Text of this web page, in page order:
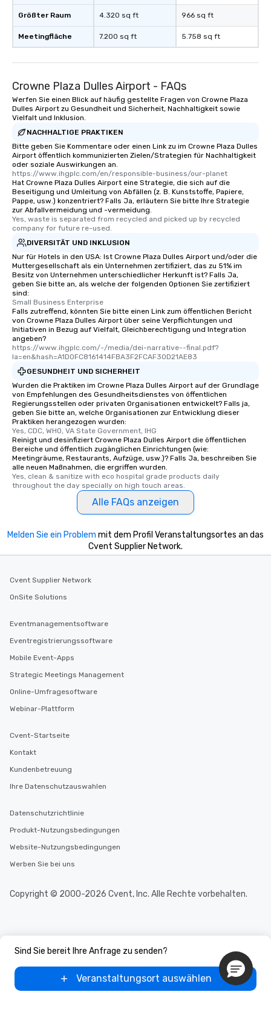
Größter Raum
Meetingfläche
4.320 sq ft
7.200 sq ft
966 sq ft
5.758 sq ft
Crowne Plaza Dulles Airport - FAQs
Werfen Sie einen Blick auf häufig gestellte Fragen von Crowne Plaza
Dulles Airport zu Gesundheit und Sicherheit, Nachhaltigkeit sowie
Vielfalt und Inklusion.
NACHHALTIGE PRAKTIKEN
Bitte geben Sie Kommentare oder einen Link zu im Crowne Plaza Dulles
Airport öffentlich kommunizierten Zielen/Strategien für Nachhaltigkeit
oder soziale Auswirkungen an.
https://www.ihgplc.com/en/responsible-business/our-planet
Hat Crowne Plaza Dulles Airport eine Strategie, die sich auf die
Beseitigung und Umleitung von Abfällen (z. B. Kunststoffe, Papiere,
Pappe, usw.) konzentriert? Falls Ja, erläutern Sie bitte Ihre Strategie
zur Abfallvermeidung und -vermeidung.
Yes, waste is separated from recycled and picked up by recycled
company for future re-used.
DIVERSITÄT UND INKLUSION
Nur für Hotels in den USA: Ist Crowne Plaza Dulles Airport und/oder die
Muttergesellschaft als ein Unternehmen zertifiziert, das zu 51% im
Besitz von Unternehmen unterschiedlicher Herkunft ist? Falls Ja,
geben Sie bitte an, als welche der folgenden Optionen Sie zertifiziert
sind:
Small Business Enterprise
Falls zutreffend, könnten Sie bitte einen Link zum öffentlichen Bericht
von Crowne Plaza Dulles Airport über seine Verpflichtungen und
Initiativen in Bezug auf Vielfalt, Gleichberechtigung und Integration
angeben?
https://www.ihgplc.com/-/media/dei-narrative--final.pdf?
la=en&hash=A1D0FC8161414FBA3F2FCAF30D21AE83
GESUNDHEIT UND SICHERHEIT
Wurden die Praktiken im Crowne Plaza Dulles Airport auf der Grundlage
von Empfehlungen des Gesundheitsdienstes von öffentlichen
Regierungsstellen oder privaten Organisationen entwickelt? Falls ja,
geben Sie bitte an, welche Organisationen zur Entwicklung dieser
Praktiken herangezogen wurden:
Yes, CDC, WHO, VA State Government, IHG
Reinigt und desinfiziert Crowne Plaza Dulles Airport die öffentlichen
Bereiche und öffentlich zugänglichen Einrichtungen (wie:
Meetingräume, Restaurants, Aufzüge, usw.)? Falls Ja, beschreiben Sie
alle neuen Maßnahmen, die ergriffen wurden.
Yes, clean & sanitize with eco hospital grade products daily
throughout the day specially on high touch areas.
Alle FAQs anzeigen
Sind Sie bereit Ihre Anfrage zu senden?
Veranstaltungsort auswählen
Melden Sie ein Problem mit dem Profil Veranstaltungsortes an das
Cvent Supplier Network.
Cvent Supplier Network
OnSite Solutions
Eventmanagementsoftware
Eventregistrierungssoftware
Mobile Event-Apps
Strategic Meetings Management
Online-Umfragesoftware
Webinar-Plattform
Cvent-Startseite
Kontakt
Kundenbetreuung
Ihre Datenschutzauswahlen
Datenschutzrichtlinie
Produkt-Nutzungsbedingungen
Website-Nutzungsbedingungen
Werben Sie bei uns
Copyright © 2000-2026 Cvent, Inc. Alle Rechte vorbehalten.